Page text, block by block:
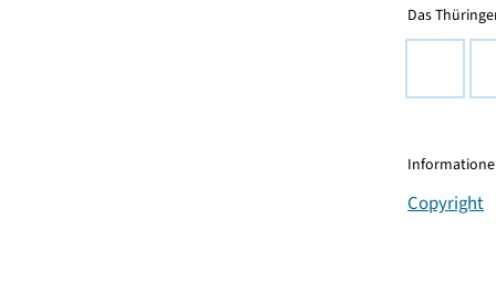
Das
Copyright